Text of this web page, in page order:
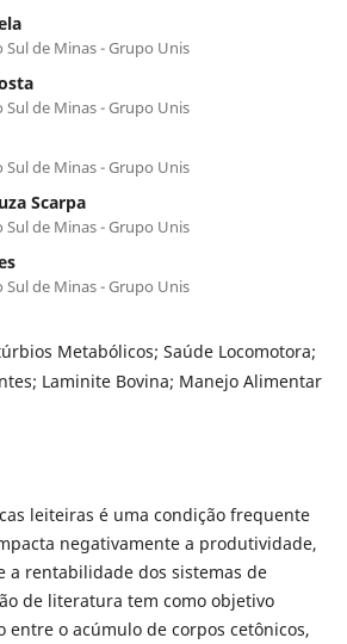
de Minas - Grupo Unis
de Minas - Grupo Unis
de Minas - Grupo Unis
Scarpa
de Minas - Grupo Unis
de Minas - Grupo Unis
Metabólicos; Saúde Locomotora;
Laminite Bovina; Manejo Alimentar
leiteiras é uma condição frequente
negativamente a produtividade,
a rentabilidade dos sistemas de
de literatura tem como objetivo
entre o acúmulo de corpos cetônicos,